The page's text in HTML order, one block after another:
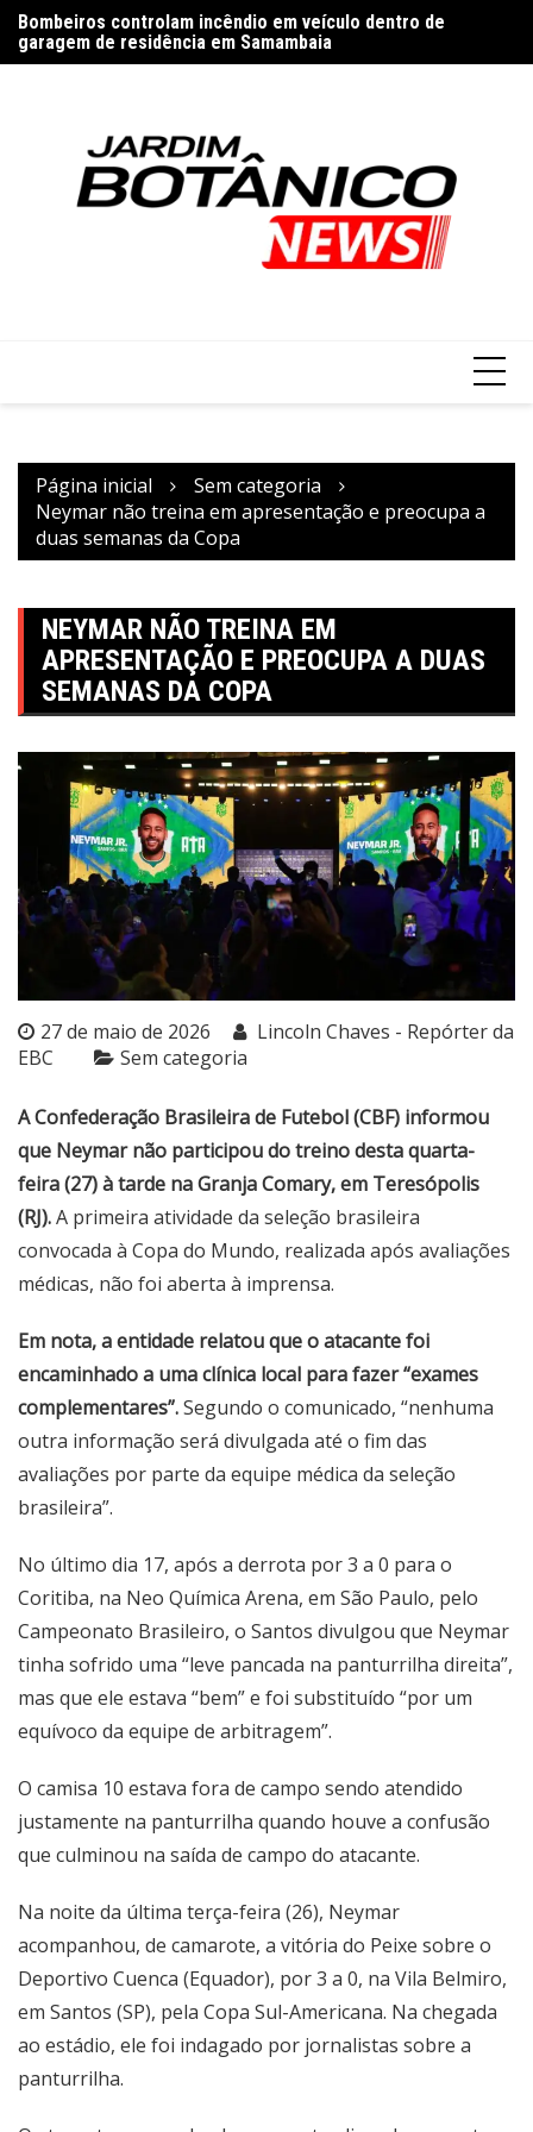
para
o
Bombeiros controlam incêndio em veículo dentro de
garagem de residência em Samambaia
Pai reconhece filha aos 102 anos no Distrito Federal
Página inicial
Sem categoria
Neymar não treina em apresentação e preocupa a
duas semanas da Copa
NEYMAR NÃO TREINA EM
APRESENTAÇÃO E PREOCUPA A DUAS
SEMANAS DA COPA
27 de maio de 2026
Lincoln Chaves - Repórter da
EBC
Sem categoria
A Confederação Brasileira de Futebol (CBF) informou
que Neymar não participou do treino desta quarta-
feira (27) à tarde na Granja Comary, em Teresópolis
(RJ).A primeira atividade da seleção brasileira
convocada à Copa do Mundo, realizada após avaliações
médicas, não foi aberta à imprensa.
Em nota, a entidade relatou que o atacante foi
encaminhado a uma clínica local para fazer “exames
complementares”.Segundo o comunicado, “nenhuma
outra informação será divulgada até o fim das
avaliações por parte da equipe médica da seleção
brasileira”.
No último dia 17, após a derrota por 3 a 0 para o
Coritiba, na Neo Química Arena, em São Paulo, pelo
Campeonato Brasileiro, o Santos divulgou que Neymar
tinha sofrido uma “leve pancada na panturrilha direita”,
mas que ele estava “bem” e foi substituído “por um
equívoco da equipe de arbitragem”.
O camisa 10 estava fora de campo sendo atendido
justamente na panturrilha quando houve a confusão
que culminou na saída de campo do atacante.
Na noite da última terça-feira (26), Neymar
acompanhou, de camarote, a vitória do Peixe sobre o
Deportivo Cuenca (Equador), por 3 a 0, na Vila Belmiro,
em Santos (SP), pela Copa Sul-Americana. Na chegada
ao estádio, ele foi indagado por jornalistas sobre a
panturrilha.